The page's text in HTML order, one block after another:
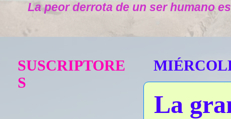
La peor derrota de un ser humano
La
SUSCRIPTORE
S